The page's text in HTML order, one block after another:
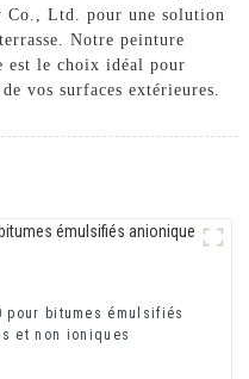
Co., Ltd. pour une solution
Notre peinture
est le choix idéal pour
vos surfaces extérieures.
pour bitumes émulsifiés
et non ioniques